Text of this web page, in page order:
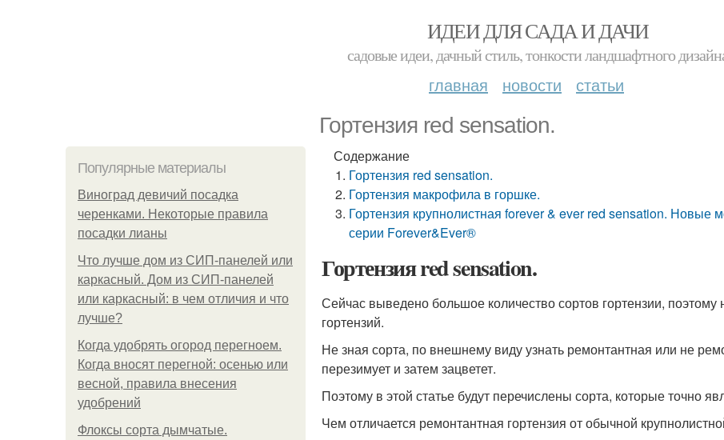
ИДЕИ ДЛЯ САДА И ДАЧИ
садовые идеи, дачный стиль, тонкости ландшафтного
главная новости статьи
Гортензия red sensation.
Популярные материалы
Виноград девичий посадка
черенками. Некоторые правила
посадки лианы
Что лучше дом из СИП-панелей или
каркасный. Дом из СИП-панелей
или каркасный: в чем отличия и что
лучше?
Когда удобрять огород перегноем.
Когда вносят перегной: осенью или
весной, правила внесения
удобрений
Флоксы сорта дымчатые.
Содержание
Гортензия red sensation.
Гортензия макрофила в горшке.
Гортензия крупнолистная forever & ever red sensation. Новые
серии Forever&Ever®
Гортензия red sensation.
Сейчас выведено большое количество сортов гортензии,
гортензий.
Не зная сорта, по внешнему виду узнать ремонтантная или не
перезимует и затем зацветет.
Поэтому в этой статье будут перечислены сорта, которые точно
Чем отличается ремонтантная гортензия от обычной